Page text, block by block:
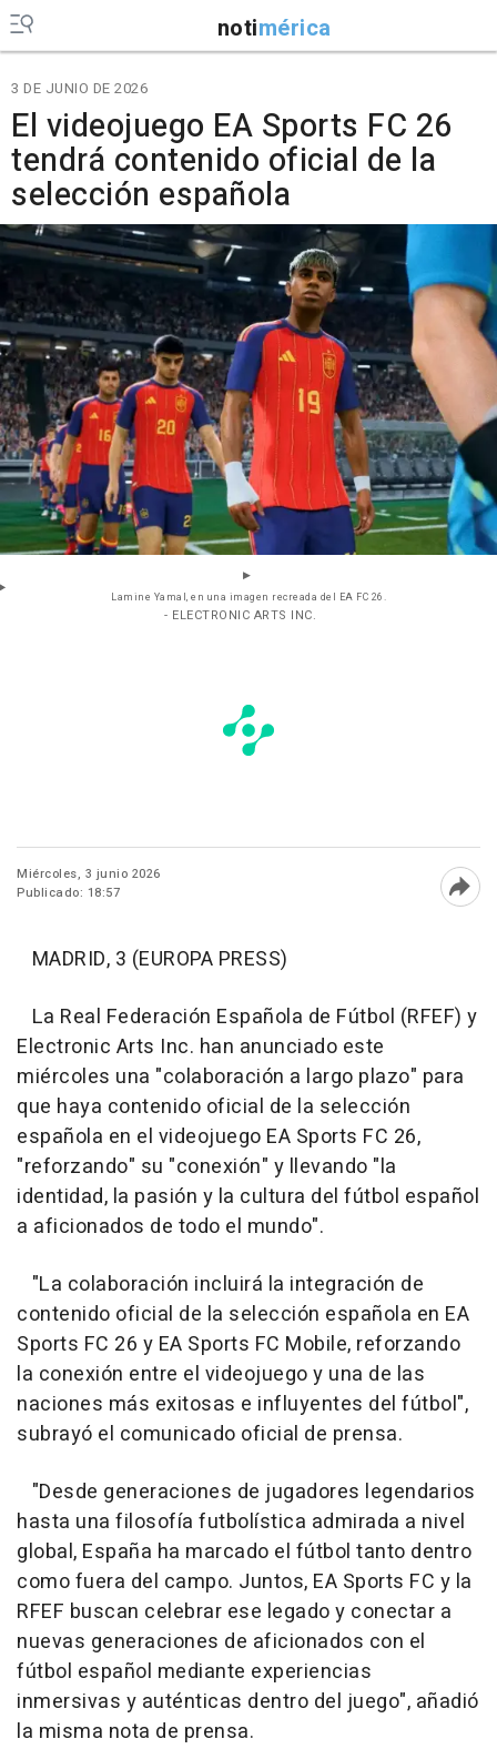
notimérica
3 DE JUNIO DE 2026
El videojuego EA Sports FC 26
tendrá contenido oficial de la
selección española
Lamine Yamal, en una imagen recreada del EA FC 26.
- ELECTRONIC ARTS INC.
Miércoles, 3 junio 2026
Publicado: 18:57
MADRID, 3 (EUROPA PRESS)
La Real Federación Española de Fútbol (RFEF) y
Electronic Arts Inc. han anunciado este
miércoles una "colaboración a largo plazo" para
que haya contenido oficial de la selección
española en el videojuego EA Sports FC 26,
"reforzando" su "conexión" y llevando "la
identidad, la pasión y la cultura del fútbol español
a aficionados de todo el mundo".
"La colaboración incluirá la integración de
contenido oficial de la selección española en EA
Sports FC 26 y EA Sports FC Mobile, reforzando
la conexión entre el videojuego y una de las
naciones más exitosas e influyentes del fútbol",
subrayó el comunicado oficial de prensa.
"Desde generaciones de jugadores legendarios
hasta una filosofía futbolística admirada a nivel
global, España ha marcado el fútbol tanto dentro
como fuera del campo. Juntos, EA Sports FC y la
RFEF buscan celebrar ese legado y conectar a
nuevas generaciones de aficionados con el
fútbol español mediante experiencias
inmersivas y auténticas dentro del juego", añadió
la misma nota de prensa.